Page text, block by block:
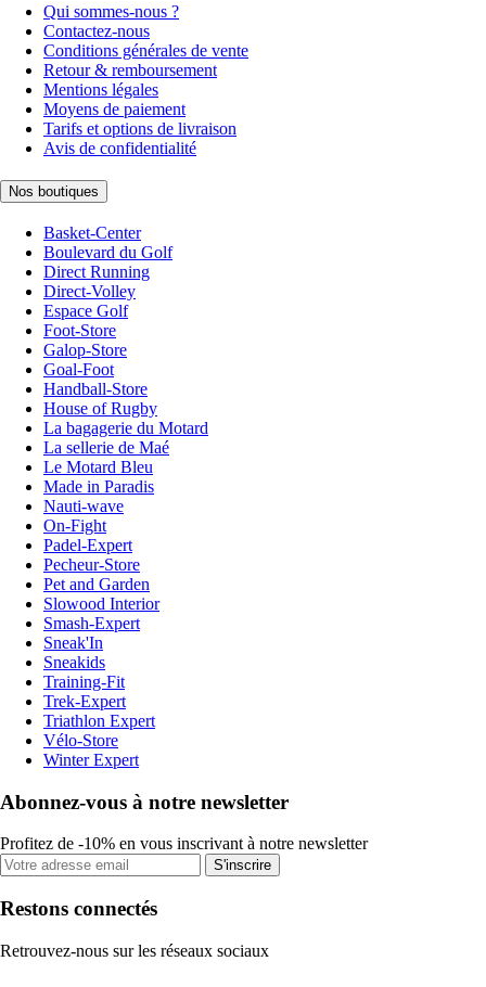
Qui sommes-nous ?
Contactez-nous
Conditions générales de vente
Retour & remboursement
Mentions légales
Moyens de paiement
Tarifs et options de livraison
Avis de confidentialité
Nos boutiques
Basket-Center
Boulevard du Golf
Direct Running
Direct-Volley
Espace Golf
Foot-Store
Galop-Store
Goal-Foot
Handball-Store
House of Rugby
La bagagerie du Motard
La sellerie de Maé
Le Motard Bleu
Made in Paradis
Nauti-wave
On-Fight
Padel-Expert
Pecheur-Store
Pet and Garden
Slowood Interior
Smash-Expert
Sneak'In
Sneakids
Training-Fit
Trek-Expert
Triathlon Expert
Vélo-Store
Winter Expert
Abonnez-vous à notre newsletter
Profitez de -10% en vous inscrivant à notre newsletter
S'inscrire
Restons connectés
Retrouvez-nous sur les réseaux sociaux